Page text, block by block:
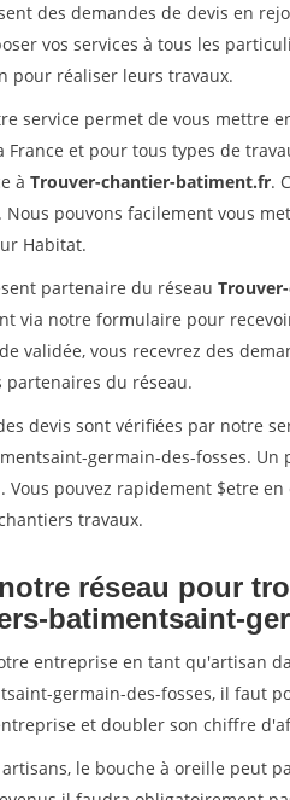
des demandes de devis en
vos services à tous les
pour réaliser leurs travaux.
service permet de vous mettre
France et pour tous types de
à Trouver-chantier-batiment.fr.
Nous pouvons facilement vous
Habitat.
partenaire du réseau
via notre formulaire pour
validée, vous recevrez des
partenaires du réseau.
devis sont vérifiées par notre
germain-des-fosses.
Vous pouvez rapidement $etre
travaux.
réseau pour
batimentsaint-
entreprise en tant qu'artisan
germain-des-fosses, il faut
et doubler son chiffre
le bouche à oreille peut